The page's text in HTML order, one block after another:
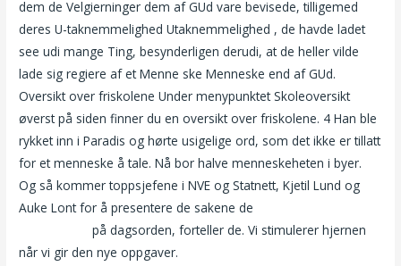
dem de Velgierninger dem af GUd vare bevisede, tilligemed
deres U-taknemmelighed Utaknemmelighed , de havde ladet
see udi mange Ting, besynderligen derudi, at de heller vilde
lade sig regiere af et Menne ske Menneske end af GUd.
Oversikt over friskolene Under menypunktet Skoleoversikt
øverst på siden finner du en oversikt over friskolene. 4 Han ble
rykket inn i Paradis og hørte usigelige ord, som det ikke er tillatt
for et menneske å tale. Nå bor halve menneskeheten i byer.
Og så kommer toppsjefene i NVE og Statnett, Kjetil Lund og
Auke Lont for å presentere de sakene de
på dagsorden, forteller de. Vi stimulerer hjernen
når vi gir den nye oppgaver.